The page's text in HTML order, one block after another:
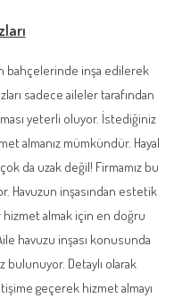
bahçelerinde inşa edilerek
sadece aileler tarafından
yeterli oluyor. İstediğiniz
almanız mümkündür. Hayal
da uzak değil! Firmamız bu
Havuzun inşasından estetik
almak için en doğru
havuzu inşası konusunda
bulunuyor. Detaylı olarak
geçerek hizmet almayı